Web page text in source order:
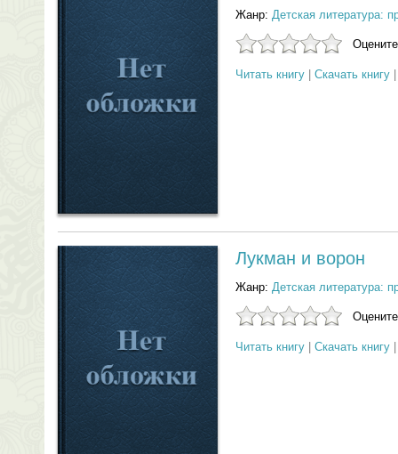
Жанр: Детская литература:
Читать книгу Скачать книгу
Лукман и ворон
Жанр: Детская литература:
Читать книгу Скачать книгу